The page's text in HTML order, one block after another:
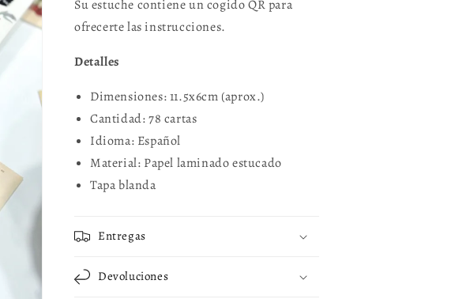
Su estuche contiene un cogido QR para
ofrecerte las instrucciones.
Detalles
Dimensiones:11.5x6cm (aprox.)
Cantidad: 78 cartas
Idioma: Español
Material: Papel laminado estucado
Tapa blanda
Entregas
Devoluciones